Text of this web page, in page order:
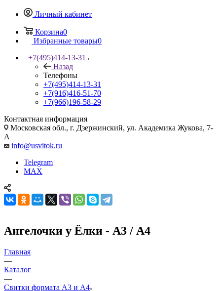
Личный кабинет
Корзина0
Избранные товары0
+7(495)414-13-31
Назад
Телефоны
+7(495)414-13-31
+7(916)416-51-70
+7(966)196-58-29
Контактная информация
Московская обл., г. Дзержинский, ул. Академика Жукова, 7-
А
info@usvitok.ru
Telegram
MAX
Ангелочки у Ёлки - А3 / А4
Главная
—
Каталог
—
Свитки формата А3 и А4